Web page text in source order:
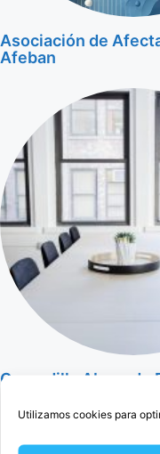
Utilizamos cookies para
Asociación de
Afeban
Cercedilla Abogado